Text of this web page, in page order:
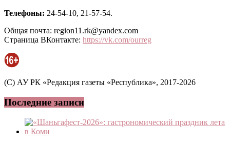
Телефоны: 24-54-10, 21-57-54.
Общая почта: region11.rk@yandex.com
Страница ВКонтакте: https://vk.com/ourreg
(C) АУ РК «Редакция газеты «Республика», 2017-2026
Последние записи